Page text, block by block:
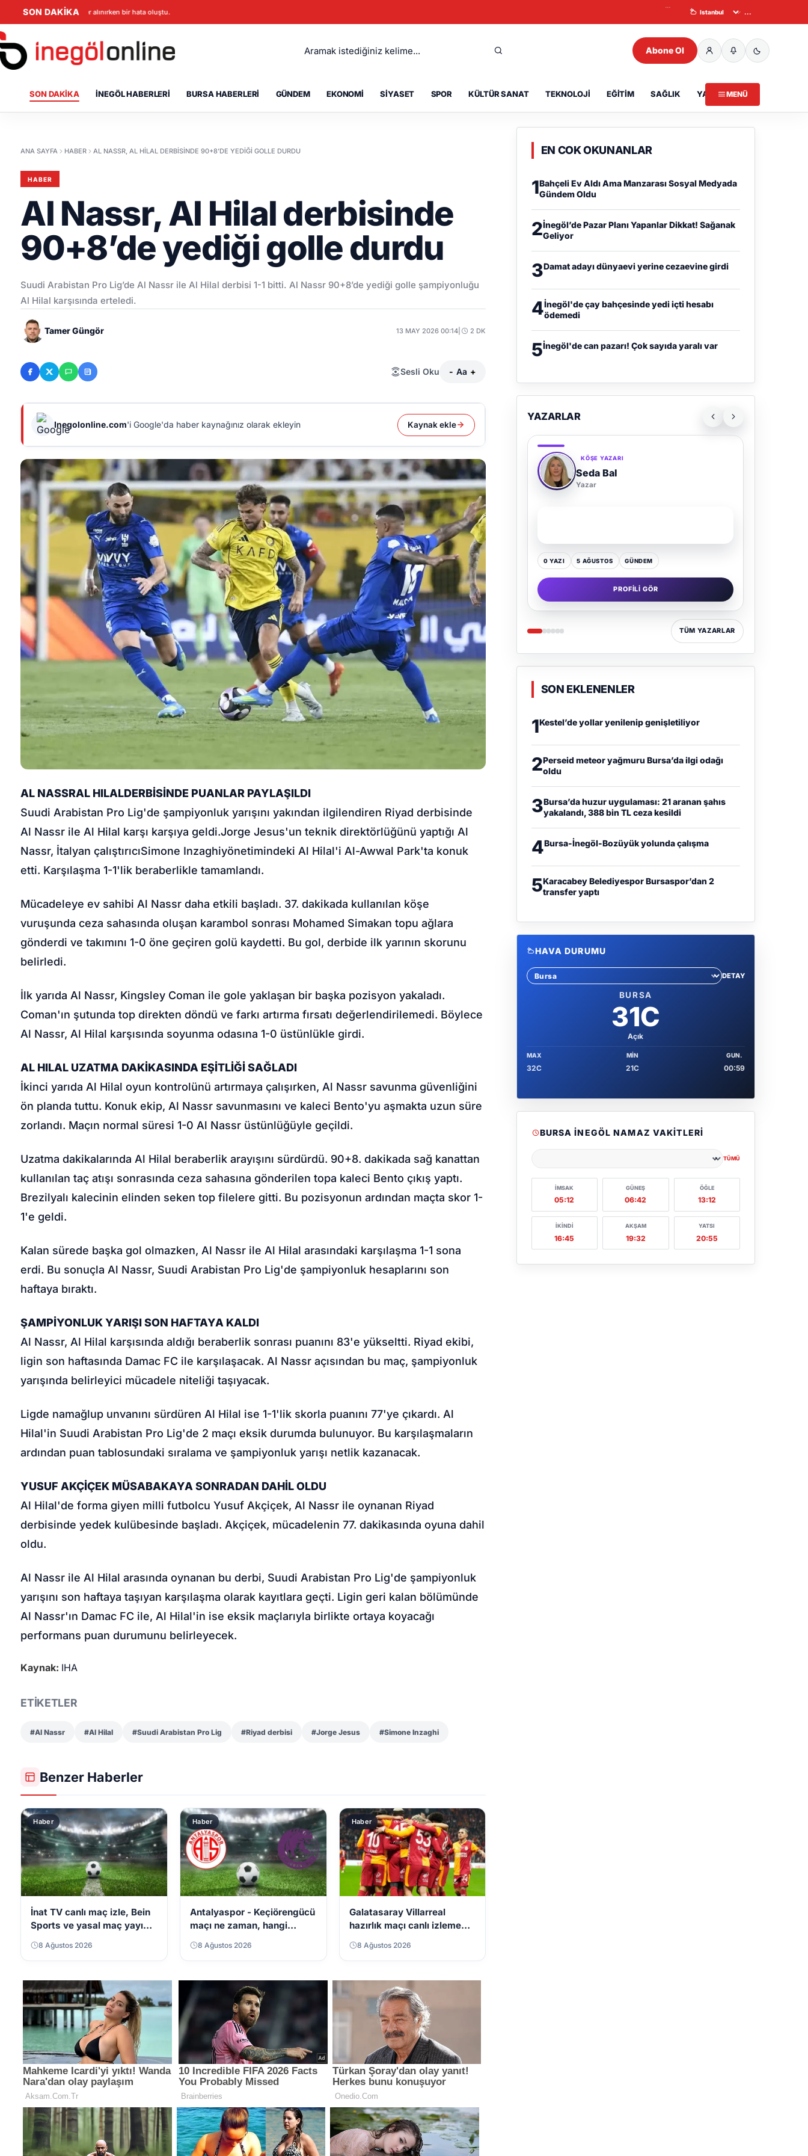
SON DAKİKAVeriler alınırken bir hata oluştu.
...
...
Abone Ol
SON DAKIKA İNEGÖL HABERLERI BURSA HABERLERI GÜNDEM EKONOMI SIYASET SPOR KÜLTÜR SANAT TEKNOLOJI EĞITIM SAĞLIK YAZARLAR
MENÜ
ANA SAYFA HABER AL NASSR, AL HILAL DERBISINDE 90+8’DE YEDIĞI GOLLE DURDU
HABER
Al Nassr, Al Hilal derbisinde
90+8’de yediği golle durdu
Suudi Arabistan Pro Lig’de Al Nassr ile Al Hilal derbisi 1-1 bitti. Al Nassr 90+8’de yediği golle şampiyonluğu
Al Hilal karşısında erteledi.
Tamer Güngör 13 MAY 2026 00:14 2 DK
Sesli Oku - Aa +
Inegolonline.com'i Google'da haber kaynağınız olarak ekleyin Kaynak ekle
AL NASSRAL HILALDERBİSİNDE PUANLAR PAYLAŞILDI
Suudi Arabistan Pro Lig'de şampiyonluk yarışını yakından ilgilendiren Riyad derbisinde
Al Nassr ile Al Hilal karşı karşıya geldi.Jorge Jesus'un teknik direktörlüğünü yaptığı Al
Nassr, İtalyan çalıştırıcıSimone Inzaghiyönetimindeki Al Hilal'i Al-Awwal Park'ta konuk
etti. Karşılaşma 1-1'lik beraberlikle tamamlandı.
Mücadeleye ev sahibi Al Nassr daha etkili başladı. 37. dakikada kullanılan köşe
vuruşunda ceza sahasında oluşan karambol sonrası Mohamed Simakan topu ağlara
gönderdi ve takımını 1-0 öne geçiren golü kaydetti. Bu gol, derbide ilk yarının skorunu
belirledi.
İlk yarıda Al Nassr, Kingsley Coman ile gole yaklaşan bir başka pozisyon yakaladı.
Coman'ın şutunda top direkten döndü ve farkı artırma fırsatı değerlendirilemedi. Böylece
Al Nassr, Al Hilal karşısında soyunma odasına 1-0 üstünlükle girdi.
AL HILAL UZATMA DAKİKASINDA EŞİTLİĞİ SAĞLADI
İkinci yarıda Al Hilal oyun kontrolünü artırmaya çalışırken, Al Nassr savunma güvenliğini
ön planda tuttu. Konuk ekip, Al Nassr savunmasını ve kaleci Bento'yu aşmakta uzun süre
zorlandı. Maçın normal süresi 1-0 Al Nassr üstünlüğüyle geçildi.
Uzatma dakikalarında Al Hilal beraberlik arayışını sürdürdü. 90+8. dakikada sağ kanattan
kullanılan taç atışı sonrasında ceza sahasına gönderilen topa kaleci Bento çıkış yaptı.
Brezilyalı kalecinin elinden seken top filelere gitti. Bu pozisyonun ardından maçta skor 1-
1'e geldi.
Kalan sürede başka gol olmazken, Al Nassr ile Al Hilal arasındaki karşılaşma 1-1 sona
erdi. Bu sonuçla Al Nassr, Suudi Arabistan Pro Lig'de şampiyonluk hesaplarını son
haftaya bıraktı.
ŞAMPİYONLUK YARIŞI SON HAFTAYA KALDI
Al Nassr, Al Hilal karşısında aldığı beraberlik sonrası puanını 83'e yükseltti. Riyad ekibi,
ligin son haftasında Damac FC ile karşılaşacak. Al Nassr açısından bu maç, şampiyonluk
yarışında belirleyici mücadele niteliği taşıyacak.
Ligde namağlup unvanını sürdüren Al Hilal ise 1-1'lik skorla puanını 77'ye çıkardı. Al
Hilal'in Suudi Arabistan Pro Lig'de 2 maçı eksik durumda bulunuyor. Bu karşılaşmaların
ardından puan tablosundaki sıralama ve şampiyonluk yarışı netlik kazanacak.
YUSUF AKÇİÇEK MÜSABAKAYA SONRADAN DAHİL OLDU
Al Hilal'de forma giyen milli futbolcu Yusuf Akçiçek, Al Nassr ile oynanan Riyad
derbisinde yedek kulübesinde başladı. Akçiçek, mücadelenin 77. dakikasında oyuna dahil
oldu.
Al Nassr ile Al Hilal arasında oynanan bu derbi, Suudi Arabistan Pro Lig'de şampiyonluk
yarışını son haftaya taşıyan karşılaşma olarak kayıtlara geçti. Ligin geri kalan bölümünde
Al Nassr'ın Damac FC ile, Al Hilal'in ise eksik maçlarıyla birlikte ortaya koyacağı
performans puan durumunu belirleyecek.
Kaynak: IHA
ETİKETLER
#Al Nassr #Al Hilal #Suudi Arabistan Pro Lig #Riyad derbisi #Jorge Jesus #Simone Inzaghi
Benzer Haberler
Haber
İnat TV canlı maç izle, Bein
Sports ve yasal maç yayını
8 Ağustos 2026
Haber
Antalyaspor - Keçiörengücü
maçı ne zaman, hangi
8 Ağustos 2026
Haber
Galatasaray Villarreal
hazırlık maçı canlı izleme
8 Ağustos 2026
EN COK OKUNANLAR
1Bahçeli Ev Aldı Ama Manzarası Sosyal Medyada
Gündem Oldu
2İnegöl’de Pazar Planı Yapanlar Dikkat! Sağanak
Geliyor
3Damat adayı dünyaevi yerine cezaevine girdi
4İnegöl'de çay bahçesinde yedi içti hesabı
ödemedi
5İnegöl'de can pazarı! Çok sayıda yaralı var
YAZARLAR
KÖŞE YAZARI
Seda Bal
Yazar
0 YAZI 5 AĞUSTOS GÜNDEM
PROFILI GÖR
TÜM YAZARLAR
SON EKLENENLER
1Kestel’de yollar yenilenip genişletiliyor
2Perseid meteor yağmuru Bursa’da ilgi odağı
oldu
3Bursa’da huzur uygulaması: 21 aranan şahıs
yakalandı, 388 bin TL ceza kesildi
4Bursa-İnegöl-Bozüyük yolunda çalışma
5Karacabey Belediyespor Bursaspor’dan 2
transfer yaptı
HAVA DURUMU
Sehir sec
DETAY
BURSA
31C
Açık
MAX
32C
MIN
21C
GUN.
00:59
BURSA İNEGÖL NAMAZ VAKITLERI
TÜMÜ
İMSAK
05:12
GÜNEŞ
06:42
ÖĞLE
13:12
İKINDI
16:45
AKŞAM
19:32
YATSI
20:55